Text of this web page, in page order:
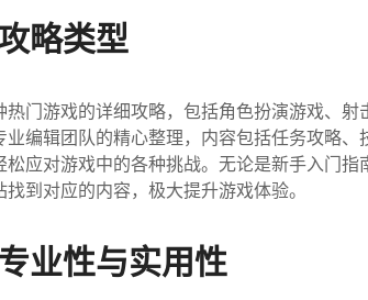
略类型
热门游戏的详细攻略，包括角色扮演游戏、射
编辑团队的精心整理，内容包括任务攻略、
松应对游戏中的各种挑战。无论是新手入门指
到对应的内容，极大提升游戏体验。
业性与实用性